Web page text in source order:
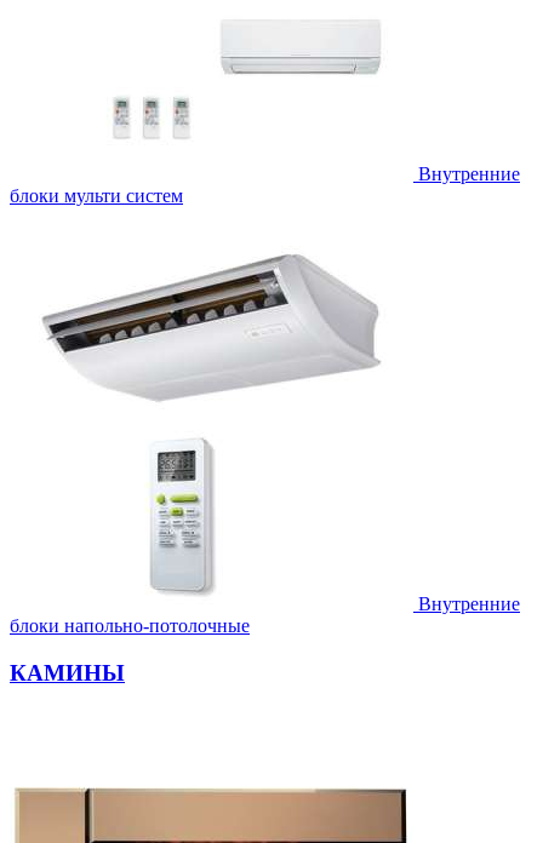
Внутренние
блоки мульти систем
Внутренние
блоки напольно-потолочные
КАМИНЫ